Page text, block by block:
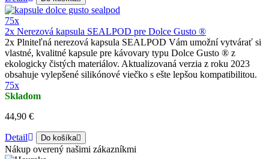
75x
2x Nerezová kapsula SEALPOD pre Dolce Gusto ®
2x Plniteľná nerezová kapsula SEALPOD Vám umožní vytvárať si
vlastné, kvalitné kapsule pre kávovary typu Dolce Gusto ® z
ekologicky čistých materiálov. Aktualizovaná verzia z roku 2023
obsahuje vylepšené silikónové viečko s ešte lepšou kompatibilitou.
75x
Skladom
44,90 €
Detail Do košíka
Nákup overený našimi zákazníkmi